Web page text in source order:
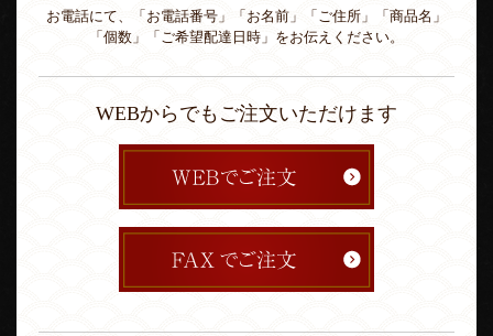
お電話にて、「お電話番号」「お名前」「ご住所」「商品名」
「個数」「ご希望配達日時」をお伝えください。
WEBからでもご注文いただけます